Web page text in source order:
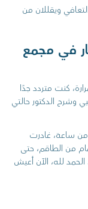
ويقللان من
في مجمع
كنت متردد جدًا
وشرح الدكتور حالتي
من ساعة، غادرت
من الطاقم، حتى
لله، الآن أعيش